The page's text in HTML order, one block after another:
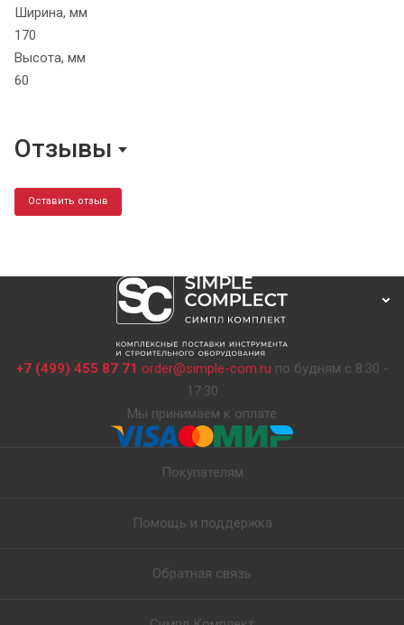
Ширина, мм
170
Высота, мм
60
Отзывы
Оставить отзыв
+7 (499) 455 87 71 order@simple-com.ru по будням с 8:30 -
17:30
Мы принимаем к оплате
Покупателям
Помощь и поддержка
Обратная связь